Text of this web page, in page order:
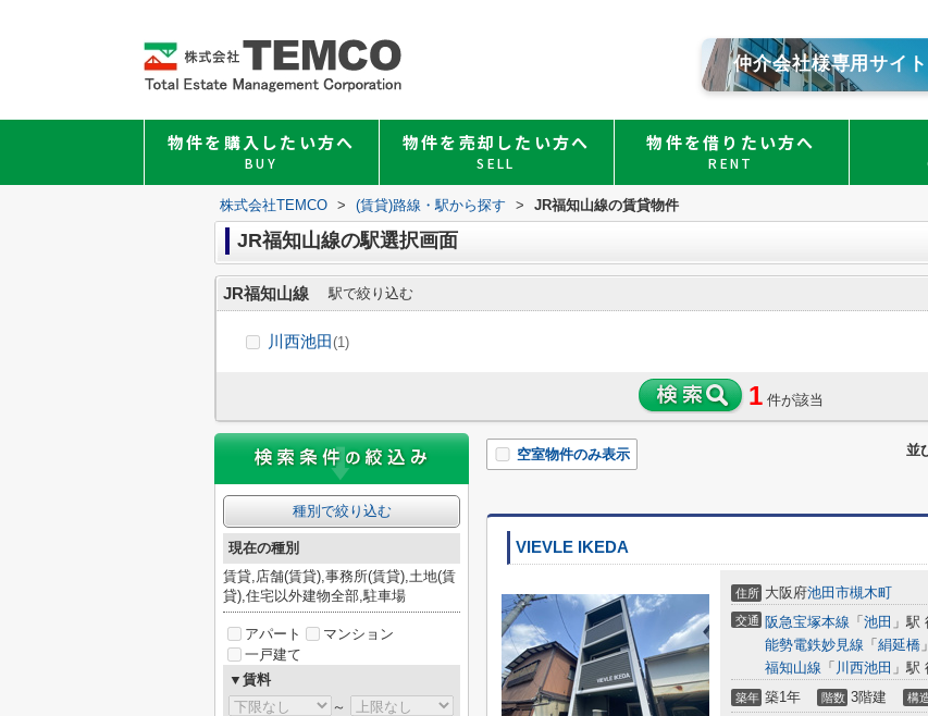
仲介会社様専用サイト
物件を購入したい方へ
BUY
物件を売却したい方へ
SELL
物件を借りたい方へ
RENT
株式会社TEMCO > (賃貸)路線・駅から探す > JR福知山線の賃貸物件
JR福知山線の駅選択画面
JR福知山線 駅で絞り込む
川西池田(1)
1 件が該当
並
空室物件のみ表示
VIEVLE IKEDA
住所 大阪府池田市槻木町
交通 阪急宝塚本線 「 池田 」駅
能勢電鉄妙見線 「 絹延橋
福知山線 「 川西池田 」駅
築年 築1年 階数 3階建 構
種別で絞り込む
現在の種別
賃貸,店舗(賃貸),事務所(賃貸),土地(賃
貸),住宅以外建物全部,駐車場
アパート
マンション
一戸建て
▼賃料
～